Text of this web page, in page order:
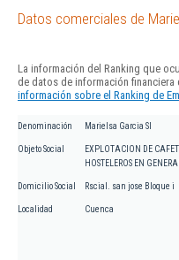
Datos comerciales de
La información del Ranking que
de datos de información financiera
información sobre el Ranking de
Denominación Marielsa Garcia Sl
Objeto Social
EXPLOTACION DE
HOSTELEROS EN
Domicilio Social Rscial. san jose Bloque i
Localidad Cuenca